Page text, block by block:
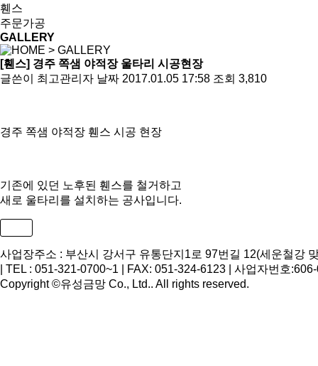
휀스
주문가공
GALLERY
> GALLERY
[휀스] 경주 쪽샘 야적장 울타리 시공현장
글쓴이
최고관리자 날짜 2017.01.05 17:58 조회 3,810
경주 쪽샘 야적장 휀스 시공 현장
기존에 있던 노후된 휀스를 철거하고
새로 울타리를 설치하는 공사입니다.
사업장주소 : 부산시 강서구 유통단지1로 97번길 12(세운철강
| TEL : 051-321-0700~1 | FAX: 051-324-6123 | 사업자번호
Copyright ©유성금망 Co., Ltd.. All rights reserved.